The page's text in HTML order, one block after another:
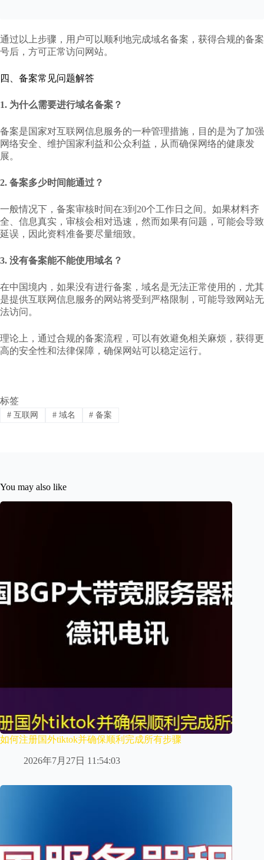
通过以上步骤，用户可以顺利地完成域名备案，获得合规的备案
号后，方可正常访问网站。
四、备案常见问题解答
1. 为什么需要进行域名备案？
备案是国家对互联网信息服务的一种管理措施，目的是为了加强
网络安全、维护国家利益和公众利益，从而确保网络的健康发
展。
2. 备案多少时间能通过？
一般情况下，备案审核时间在3到20个工作日之间。如果材料齐
全、信息真实，审核会相对迅速，然而如果有问题，可能会导致
延误，因此资料准备要尽量细致。
3. 没有备案能不能使用域名？
在中国境内，如果没有进行备案，域名是无法正常使用的，尤其
是提供互联网信息服务的网站将受到严格限制，可能导致网站无
法访问。
理论上，通过合规的备案流程，可以有效避免相关麻烦，获得更
高的安全性和法律保障，确保网站可以稳定运行。
标签
#互联网 #域名 # 备案
You may also like
如何注册国外tiktok并确保顺利完成所有步骤
2026年7月27日 11:54:03